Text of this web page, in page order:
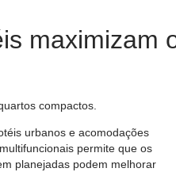
maximizam
compactos.
urbanos e acomodações
permite que os
planejadas podem melhorar